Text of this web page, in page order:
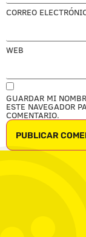
CORREO
WEB
GUARDAR MI
ESTE NAVEGADOR
COMENTARIO.